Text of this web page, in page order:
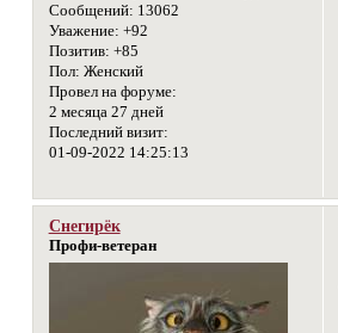
Сообщений: 13062
Уважение: +92
Позитив: +85
Пол: Женский
Провел на форуме:
2 месяца 27 дней
Последний визит:
01-09-2022 14:25:13
Снегирёк
Профи-ветеран